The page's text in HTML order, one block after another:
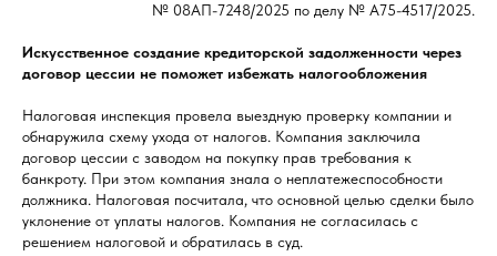
№ 08АП-7248/2025 по делу № А75-4517/2025.
Искусственное создание кредиторской задолженности через
договор цессии не поможет избежать налогообложения
Налоговая инспекция провела выездную проверку компании и
обнаружила схему ухода от налогов. Компания заключила
договор цессии с заводом на покупку прав требования к
банкроту. При этом компания знала о неплатежеспособности
должника. Налоговая посчитала, что основной целью сделки было
уклонение от уплаты налогов. Компания не согласилась с
решением налоговой и обратилась в суд.